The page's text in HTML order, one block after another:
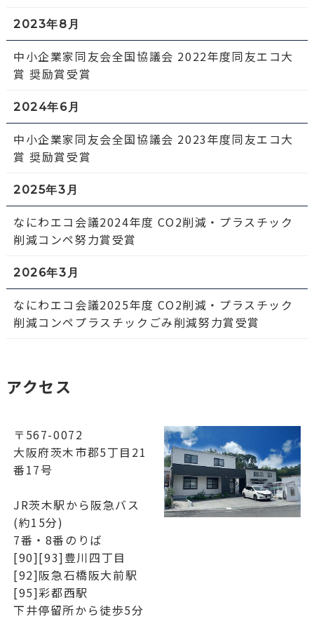
2023年8月
中小企業家同友会全国協議会 2022年度同友エコ大
賞 奨励賞受賞
2024年6月
中小企業家同友会全国協議会 2023年度同友エコ大
賞 奨励賞受賞
2025年3月
なにわエコ会議2024年度 CO2削減・プラスチック
削減コンペ努力賞受賞
2026年3月
なにわエコ会議2025年度 CO2削減・プラスチック
削減コンペプラスチックごみ削減努力賞受賞
アクセス
〒567-0072
大阪府茨木市郡5丁目21
番17号
JR茨木駅から阪急バス
(約15分)
7番・8番のりば
[90][93]豊川四丁目
[92]阪急石橋阪大前駅
[95]彩都西駅
下井停留所から徒歩5分